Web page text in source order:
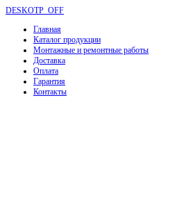
DESKOTP_OFF
Главная
Каталог продукции
Монтажные и ремонтные работы
Доставка
Оплата
Гарантия
Контакты